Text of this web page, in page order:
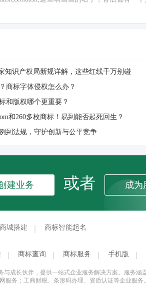
知识产权局新规详解，这些红线千万别碰
商标字体侵权怎么办？
和版权哪个更重要？
和260多枚商标！易到能否起死回生？
到法规，守护创新与公平竞争‌
建业务 或者 成为
城搭建 商标智能起名
商标查询 商标服务 手机版
成长伙伴，提供一站式企业服务解决方案。服务涵
务；工商财税、条形码办理、资质认证等企业服务